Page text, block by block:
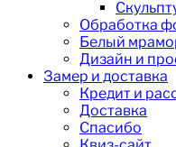
Обработка
Белый
Дизайн и
Замер и доставка
Кредит и
Доставка
Спасибо